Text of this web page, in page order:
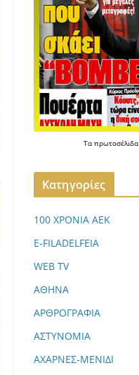
Τα πρωτοσέλιδα
Kατηγορίες
100 ΧΡΟΝΙΑ ΑΕΚ
E-FILADELFEIA
WEB TV
ΑΘΗΝΑ
ΑΡΘΡΟΓΡΑΦΙΑ
ΑΣΤΥΝΟΜΙΑ
ΑΧΑΡΝΕΣ-ΜΕΝΙΔΙ